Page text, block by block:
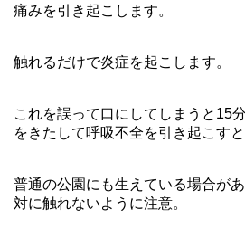
痛みを引き起こします。
触れるだけで炎症を起こします。
これを誤って口にしてしまうと15
をきたして呼吸不全を引き起こすと
普通の公園にも生えている場合が
対に触れないように注意。